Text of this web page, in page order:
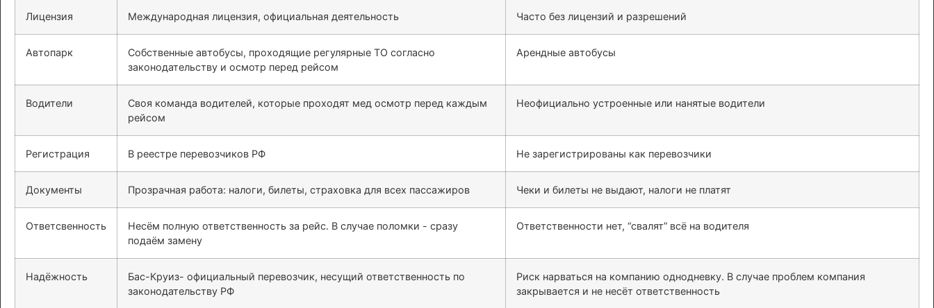
Лицензия Международная лицензия, официальная деятельность Часто без лицензий и разрешений
Автопарк
Собственные автобусы, проходящие регулярные ТО согласно
законодательству и осмотр перед рейсом
Арендные автобусы
Водители
Своя команда водителей, которые проходят мед осмотр перед каждым
рейсом
Неофициально устроенные или нанятые водители
Регистрация В реестре перевозчиков РФ Не зарегистрированы как перевозчики
Документы Прозрачная работа: налоги, билеты, страховка для всех пассажиров Чеки и билеты не выдают, налоги не платят
Ответсвенность
Несём полную ответственность за рейс. В случае поломки - сразу
подаём замену
Ответственности нет, “свалят” всё на водителя
Надёжность
Бас-Круиз- официальный перевозчик, несущий ответственность по
законодательству РФ
Риск нарваться на компанию однодневку. В случае проблем компания
закрывается и не несёт ответственность